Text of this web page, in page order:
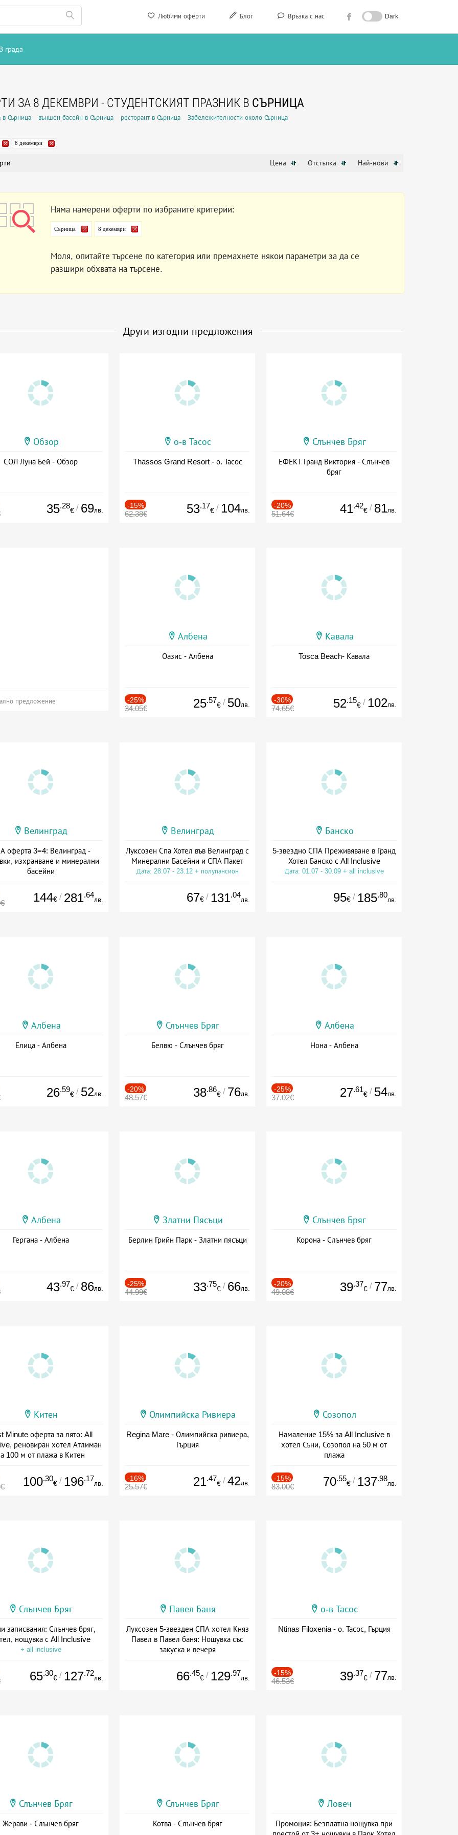
Любими оферти Блог Връзка с нас Dark
В града
ЗА 8 ДЕКЕМВРИ - СТУДЕНТСКИЯТ ПРАЗНИК В СЪРНИЦА
в Сърница външен басейн в Сърница ресторант в Сърница Забележителности около Сърница
8 декември
Цена Отстъпка Най-нови
Няма намерени оферти по избраните критерии:
Сърница 8 декември
Моля, опитайте търсене по категория или премахнете някои параметри за да се
разшири обхвата на търсене.
Други изгодни предложения
Обзор
СОЛ Луна Бей - Обзор
35.28
€ / 69лв.
о-в Тасос
Thassos Grand Resort - о. Тасос
-15%
62.38€ 53.17
€ / 104лв.
Слънчев Бряг
ЕФЕКТ Гранд Виктория - Слънчев
бряг
-20%
51.64€ 41.42
€ / 81лв.
предложение
Албена
Оазис - Албена
-25%
34.05€ 25.57
€ / 50лв.
Кавала
Tosca Beach- Кавала
-30%
74.65€ 52.15
€ / 102лв.
Велинград
оферта 3=4: Велинград -
изхранване и минерални
басейни
144€ / 281.64
лв.
Велинград
Луксозен Спа Хотел във Велинград с
Минерални Басейни и СПА Пакет
Дата: 28.07 - 23.12 + полупансион
67€ / 131.04
лв.
Банско
5-звездно СПА Преживяване в Гранд
Хотел Банско с All Inclusive
Дата: 01.07 - 30.09 + all inclusive
95€ / 185.80
лв.
Албена
Елица - Албена
26.59
€ / 52лв.
Слънчев Бряг
Белвю - Слънчев бряг
-20%
48.57€ 38.86
€ / 76лв.
Албена
Нона - Албена
-25%
37.02€ 27.61
€ / 54лв.
Албена
Гергана - Албена
43.97
€ / 86лв.
Златни Пясъци
Берлин Грийн Парк - Златни пясъци
-25%
44.99€ 33.75
€ / 66лв.
Слънчев Бряг
Корона - Слънчев бряг
-20%
49.08€ 39.37
€ / 77лв.
Китен
Minute оферта за лято: All
реновиран хотел Атлиман
100 м от плажа в Китен
100.30
€ / 196.17
лв.
Олимпийска Ривиера
Regina Mare - Олимпийска ривиера,
Гърция
-16%
25.57€ 21.47
€ / 42лв.
Созопол
Намаление 15% за All Inclusive в
хотел Съни, Созопол на 50 м от
плажа
-15%
83.00€ 70.55
€ / 137.98
лв.
Слънчев Бряг
записвания: Слънчев бряг,
нощувка с All Inclusive
+ all inclusive
65.30
€ / 127.72
лв.
Павел Баня
Луксозен 5-звезден СПА хотел Княз
Павел в Павел баня: Нощувка със
закуска и вечеря
66.45
€ / 129.97
лв.
о-в Тасос
Ntinas Filoxenia - о. Тасос, Гърция
-15%
46.53€ 39.37
€ / 77лв.
Слънчев Бряг
Жерави - Слънчев бряг
Слънчев Бряг
Котва - Слънчев бряг
Ловеч
Промоция: Безплатна нощувка при